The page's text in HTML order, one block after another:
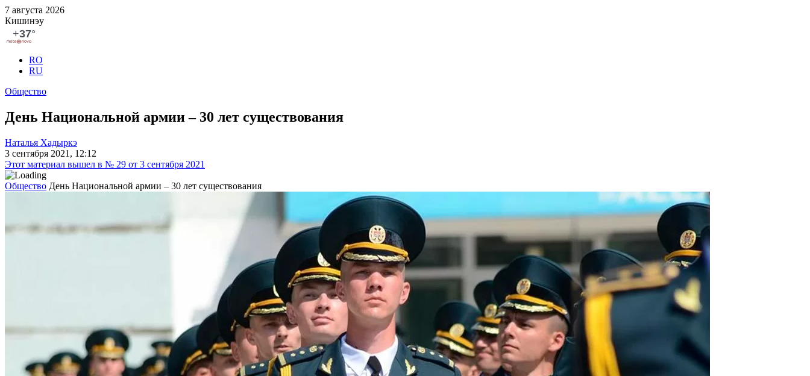
7 августа 2026
Кишинэу
RO
RU
Общество
День Национальной армии ‒ 30 лет существования
Наталья Хадыркэ
3 сентября 2021, 12:12
Этот материал вышел в № 29 от 3 сентября 2021
Общество День Национальной армии ‒ 30 лет существования